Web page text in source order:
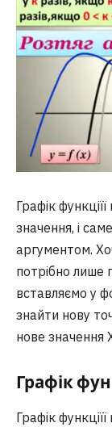
Графік
значення, і
аргументом.
потрібно лише
вставляємо у
знайти нову
нове значення
Графік
Графік